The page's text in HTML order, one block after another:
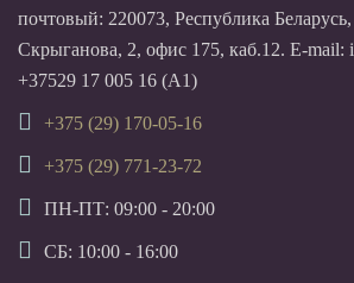
почтовый: 220073, Республика
Скрыганова, 2, офис 175, каб.12. E-mail:
+37529 17 005 16 (А1)
+375 (29) 170-05-16
+375 (29) 771-23-72
ПН-ПТ: 09:00 - 20:00
СБ: 10:00 - 16:00